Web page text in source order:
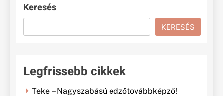
Keresés
KERESÉS
Legfrissebb cikkek
Teke – Nagyszabású edzőtovábbképző!